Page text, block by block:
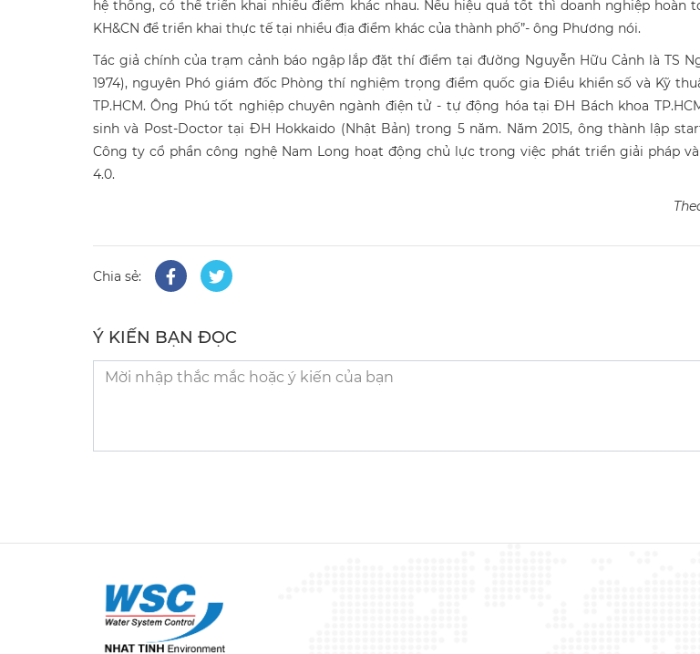
hệ thống, có thể triển khai nhiều điểm khác nhau. Nếu hiệu quả tốt thì doanh nghiệp hoàn
KH&CN để triển khai thực tế tại nhiều địa điểm khác của thành phố”- ông Phương nói.
Tác giả chính của trạm cảnh báo ngập lắp đặt thí điểm tại đường Nguyễn Hữu Cảnh là TS
1974), nguyên Phó giám đốc Phòng thí nghiệm trọng điểm quốc gia Điều khiển số và Kỹ
TP.HCM. Ông Phú tốt nghiệp chuyên ngành điện tử - tự động hóa tại ĐH Bách khoa
sinh và Post-Doctor tại ĐH Hokkaido (Nhật Bản) trong 5 năm. Năm 2015, ông thành lập
Công ty cổ phần công nghệ Nam Long hoạt động chủ lực trong việc phát triển giải pháp
4.0.
Chia sẻ:
Ý KIẾN BẠN ĐỌC